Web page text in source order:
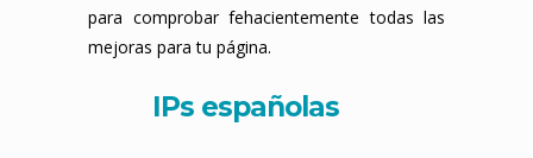
para comprobar fehacientemente todas las
mejoras para tu página.
IPs españolas